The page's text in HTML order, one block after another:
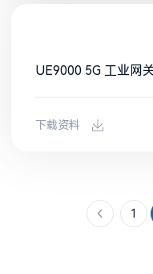
UE9000 5G 工业网
下载资料
1